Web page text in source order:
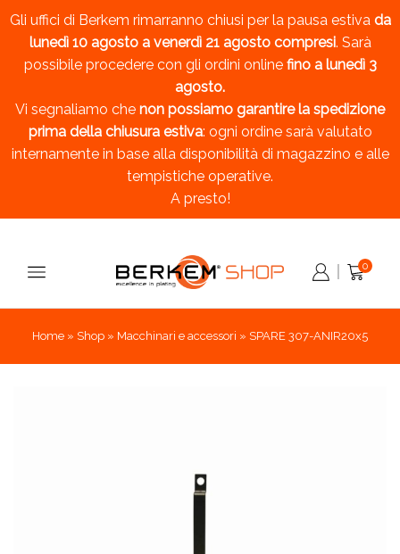
Gli uffici di Berkem rimarranno chiusi per la pausa estiva da
lunedì 10 agosto a venerdì 21 agosto compresi. Sarà
possibile procedere con gli ordini online fino a lunedì 3
agosto.
Vi segnaliamo che non possiamo garantire la spedizione
prima della chiusura estiva: ogni ordine sarà valutato
internamente in base alla disponibilità di magazzino e alle
tempistiche operative.
A presto!
0
Home » Shop » Macchinari e accessori » SPARE 307-ANIR20x5